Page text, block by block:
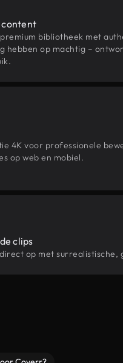
content
bibliotheek met
hebben op machtig –
4K voor professionele
op web en mobiel.
clips
op met